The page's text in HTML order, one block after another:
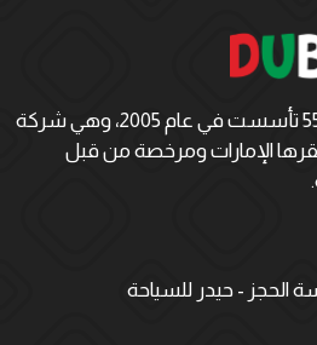
شركة حيدر للسياحة دبي555 تأسست في عام 2005، وهي شركة
الإمارات ومرخصة من قبل
الحجز - حيدر للسياحة